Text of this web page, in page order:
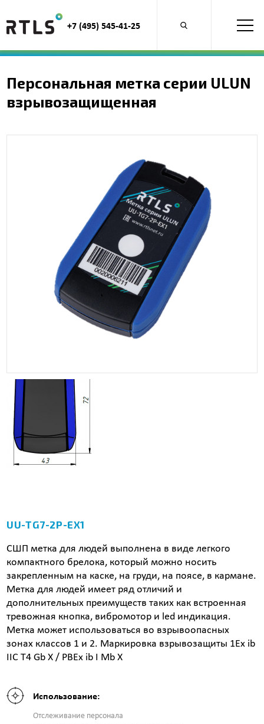
Открыть
продуктам
+7 (495) 545-41-25
Персональная метка серии ULUN
взрывозащищенная
UU-TG7-2P-ЕХ1
СШП метка для людей выполнена в виде легкого
компактного брелока, который можно носить
закрепленным на каске, на груди, на поясе, в кармане.
Метка для людей имеет ряд отличий и
дополнительных преимуществ таких как встроенная
тревожная кнопка, вибромотор и led индикация.
Метка может использоваться во взрывоопасных
зонах классов 1 и 2. Маркировка взрывозащиты 1Ex ib
IIC T4 Gb X / PBEx ib I Mb X
Использование:
Отслеживание персонала